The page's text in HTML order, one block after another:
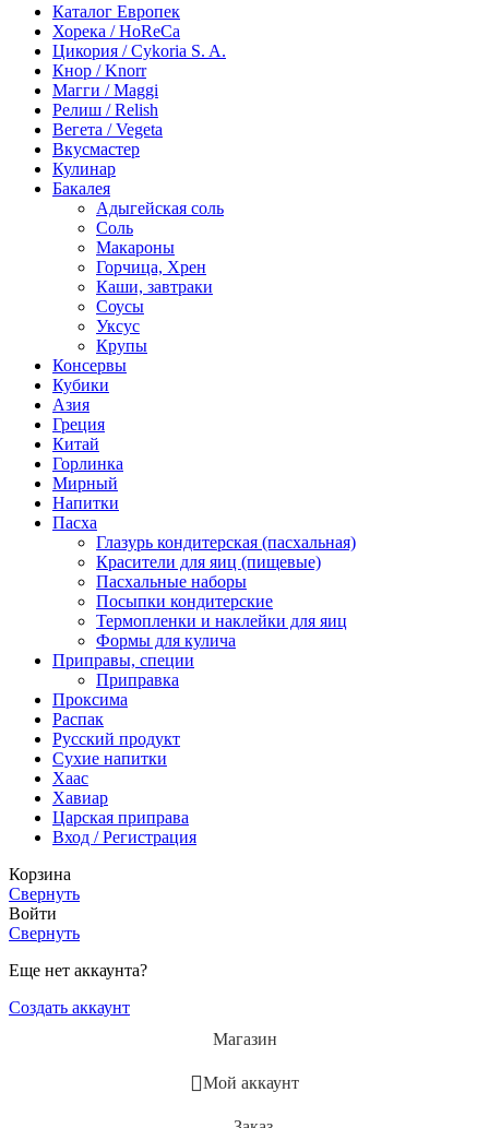
Каталог Европек
Хорека / HoReCa
Цикория / Cykoria S. A.
Кнор / Knorr
Магги / Maggi
Релиш / Relish
Вегета / Vegeta
Вкусмастер
Кулинар
Бакалея
Адыгейская соль
Соль
Макароны
Горчица, Хрен
Каши, завтраки
Соусы
Уксус
Крупы
Консервы
Кубики
Азия
Греция
Китай
Горлинка
Мирный
Напитки
Пасха
Глазурь кондитерская (пасхальная)
Красители для яиц (пищевые)
Пасхальные наборы
Посыпки кондитерские
Термопленки и наклейки для яиц
Формы для кулича
Приправы, специи
Приправка
Проксима
Распак
Русский продукт
Сухие напитки
Хаас
Хавиар
Царская приправа
Вход / Регистрация
Корзина
Свернуть
Войти
Свернуть
Еще нет аккаунта?
Создать аккаунт
Магазин
Мой аккаунт